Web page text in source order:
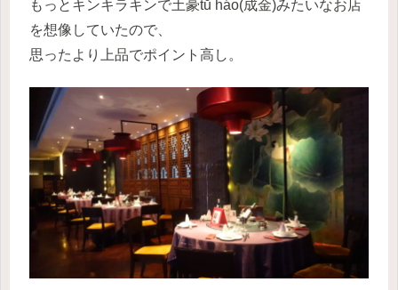
もっとキンキラキンで土豪tŭ háo(成金)みたいなお店
を想像していたので、
思ったより上品でポイント高し。